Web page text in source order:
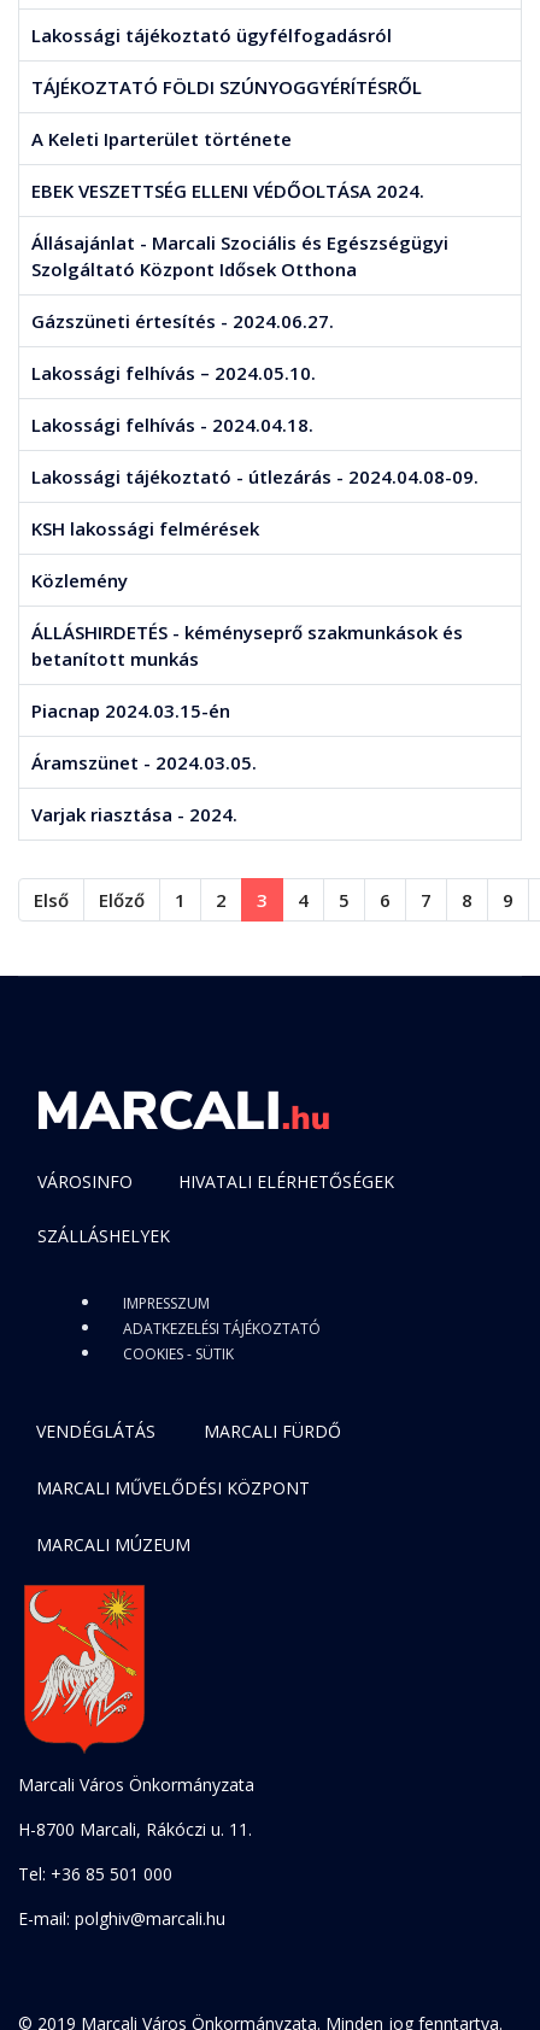
Lakossági tájékoztató ügyfélfogadásról
TÁJÉKOZTATÓ FÖLDI SZÚNYOGGYÉRÍTÉSRŐL
A Keleti Iparterület története
EBEK VESZETTSÉG ELLENI VÉDŐOLTÁSA 2024.
Állásajánlat - Marcali Szociális és Egészségügyi
Szolgáltató Központ Idősek Otthona
Gázszüneti értesítés - 2024.06.27.
Lakossági felhívás – 2024.05.10.
Lakossági felhívás - 2024.04.18.
Lakossági tájékoztató - útlezárás - 2024.04.08-09.
KSH lakossági felmérések
Közlemény
ÁLLÁSHIRDETÉS - kéményseprő szakmunkások és
betanított munkás
Piacnap 2024.03.15-én
Áramszünet - 2024.03.05.
Varjak riasztása - 2024.
Első Előző 1 2 3 4 5 6 7 8 9
VÁROSINFO HIVATALI ELÉRHETŐSÉGEK
SZÁLLÁSHELYEK
IMPRESSZUM
ADATKEZELÉSI TÁJÉKOZTATÓ
COOKIES - SÜTIK
VENDÉGLÁTÁS MARCALI FÜRDŐ
MARCALI MŰVELŐDÉSI KÖZPONT
MARCALI MÚZEUM
Marcali Város Önkormányzata
H-8700 Marcali, Rákóczi u. 11.
Tel: +36 85 501 000
E-mail: polghiv@marcali.hu
© 2019 Marcali Város Önkormányzata. Minden jog fenntartva.